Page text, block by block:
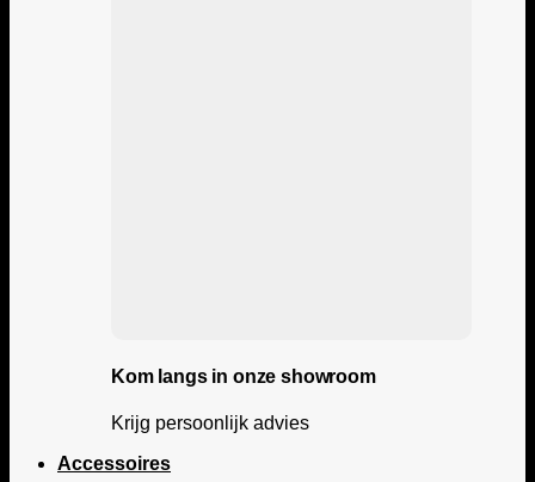
Kom langs in onze showroom
Krijg persoonlijk advies
Accessoires